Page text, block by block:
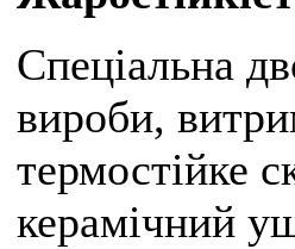
Спеціальна
вироби,
термостійке
керамічний